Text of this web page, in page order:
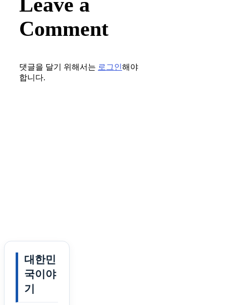
Comment
댓글을 달기 위해서는 로그인해야
합니다.
대한민
국이야
기